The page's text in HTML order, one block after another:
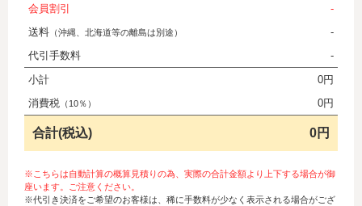
会員割引
-
送料 （沖縄、北海道等の離島は別途）
-
代引手数料
-
小計
0円
消費税 （10％） 0円
合計(税込) 0円
※こちらは自動計算の概算見積りの為、実際の合計金額より上下する場合が御
座います。ご注意ください。
※代引き決済をご希望のお客様は、稀に手数料が少なく表示される場合がござ